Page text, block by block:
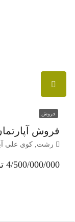
فروش
فروش آپارتمان
رشت, کوی علی آباد و
4/500/000/000 تومان